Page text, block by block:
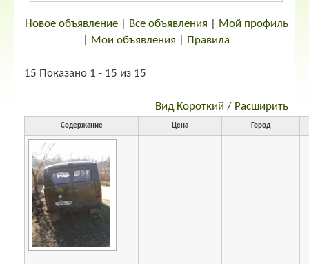
Новое объявление| Все объявления
Мой профиль
Мои объявления Правила
15 Показано 1 - 15 из 15
Вид Короткий / Расширить
Содержание Цена Город